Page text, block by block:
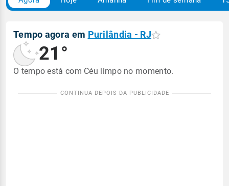
Tempo agora em Purilândia - RJ
21°
O tempo está com Céu limpo no momento.